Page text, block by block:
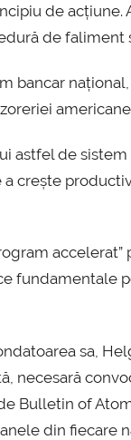
de acțiune.
de faliment
bancar
astfel de
crește
fundamentale
sa,
necesară
Bulletin of
din fiecare